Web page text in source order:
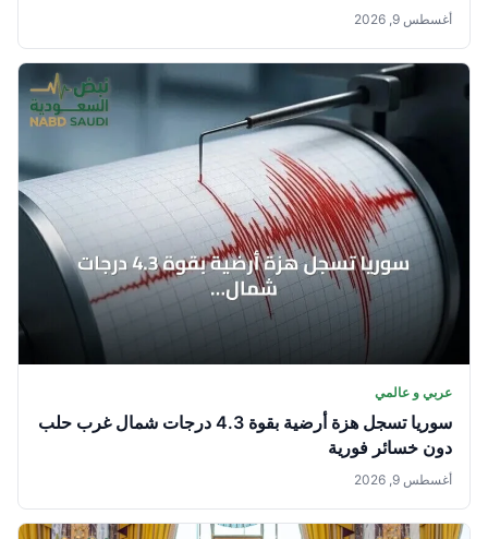
أغسطس 9, 2026
عربي و عالمي
سوريا تسجل هزة أرضية بقوة 4.3 درجات شمال غرب حلب
دون خسائر فورية
أغسطس 9, 2026